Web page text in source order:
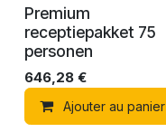
Premium
receptiepakket 75
personen
646,28 €
Ajouter au panier